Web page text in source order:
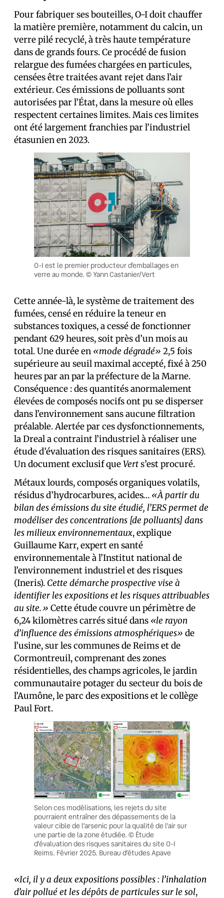
Pour fabriquer ses bouteilles, O-I doit chauffer
la matière première, notamment du calcin, un
verre pilé recyclé, à très haute température
dans de grands fours. Ce procédé de fusion
relargue des fumées chargées en particules,
censées être traitées avant rejet dans l’air
extérieur. Ces émissions de polluants sont
autorisées par l’État, dans la mesure où elles
respectent certaines limites. Mais ces limites
ont été largement franchies par l’industriel
étasunien en 2023.
O-I est le premier producteur d’emballages en
verre au monde. © Yann Castanier/Vert
Cette année-là, le système de traitement des
fumées, censé en réduire la teneur en
substances toxiques, a cessé de fonctionner
pendant 629 heures, soit près d’un mois au
total. Une durée en «mode dégradé» 2,5 fois
supérieure au seuil maximal accepté, fixé à 250
heures par an par la préfecture de la Marne.
Conséquence : des quantités anormalement
élevées de composés nocifs ont pu se disperser
dans l’environnement sans aucune filtration
préalable. Alertée par ces dysfonctionnements,
la Dreal a contraint l’industriel à réaliser une
étude d’évaluation des risques sanitaires (ERS).
Un document exclusif queVerts’est procuré.
Métaux lourds, composés organiques volatils,
résidus d’hydrocarbures, acides… «À partir du
bilan des émissions du site étudié, l’ERS permet de
modéliser des concentrations [de polluants] dans
les milieux environnementaux, explique
Guillaume Karr, expert en santé
environnementale à l’Institut national de
l’environnement industriel et des risques
(Ineris). Cette démarche prospective vise à
identifier les expositions et les risques attribuables
au site.» Cette étude couvre un périmètre de
6,24 kilomètres carrés situé dans «le rayon
d’influence des émissions atmosphériques» de
l’usine, sur les communes de Reims et de
Cormontreuil, comprenant des zones
résidentielles, des champs agricoles, le jardin
communautaire potager du secteur du bois de
l’Aumône, le parc des expositions et le collège
Paul Fort.
Selon ces modélisations, les rejets du site
pourraient entraîner des dépassements de la
valeur cible de l’arsenic pour la qualité de l’air sur
une partie de la zone étudiée. © Étude
d’évaluation des risques sanitaires du site O-I
Reims. Février 2025. Bureau d’études Apave
«Ici, il y a deux expositions possibles : l’inhalation
d’air pollué et les dépôts de particules sur le sol,